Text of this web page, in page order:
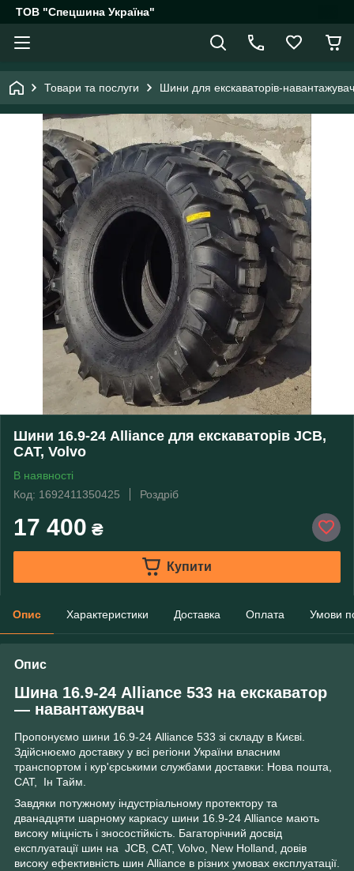
ТОВ "Спецшина Україна"
Товари та послуги Шини для екскаваторів-
Шини 16.9-24 Alliance для екскаваторів JCB,
CAT, Volvo
В наявності
Код: 1692411350425
Роздріб
17 400 ₴
Купити
Опис Характеристики Доставка Оплата Умови
Опис
Шина 16.9-24 Alliance 533 на екскаватор
— навантажувач
Пропонуємо шини 16.9-24 Alliance 533 зі складу в Києві.
Здійснюємо доставку у всі регіони України власним
транспортом і кур'єрськими службами доставки: Нова пошта,
САТ, Ін Тайм.
Завдяки потужному індустріальному протектору та
дванадцяти шарному каркасу шини 16.9-24 Alliance мають
високу міцність і зносостійкість. Багаторічний досвід
експлуатації шин на JCB, CAT, Volvo, New Holland, довів
високу ефективність шин Alliance в різних умовах експлуатації.